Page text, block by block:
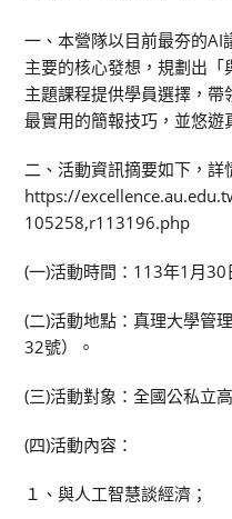
一、本營隊以目前最夯的AI
主要的核心發想，規劃出
主題課程提供學員選擇，
最實用的簡報技巧，並悠遊
二、活動資訊摘要如下，詳
https://
105258,r113196.php
(一)活動時間：113年1月
(二)活動地點：真理大學管
32號）。
(三)活動對象：全國公私立
(四)活動內容：
１、與人工智慧談經濟；